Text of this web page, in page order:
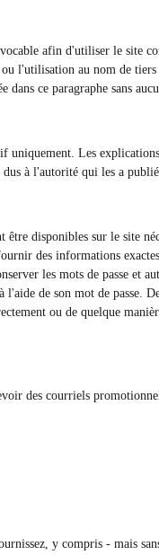
afin d'utiliser le site
l'utilisation au nom de
ce paragraphe sans
Les
à l'autorité qui les a
disponibles sur le site
des informations
les mots de passe
l'aide de son mot de
ou de quelque
des courriels
y compris - mais